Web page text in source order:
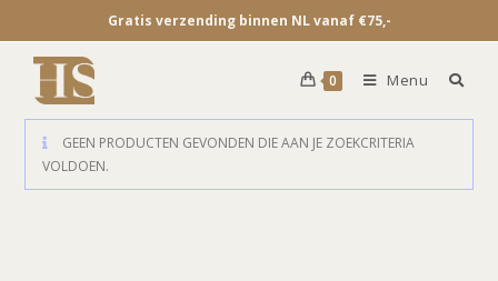
Gratis verzending binnen NL vanaf €75,-
0 Menu
GEEN PRODUCTEN GEVONDEN DIE AAN JE ZOEKCRITERIA
VOLDOEN.